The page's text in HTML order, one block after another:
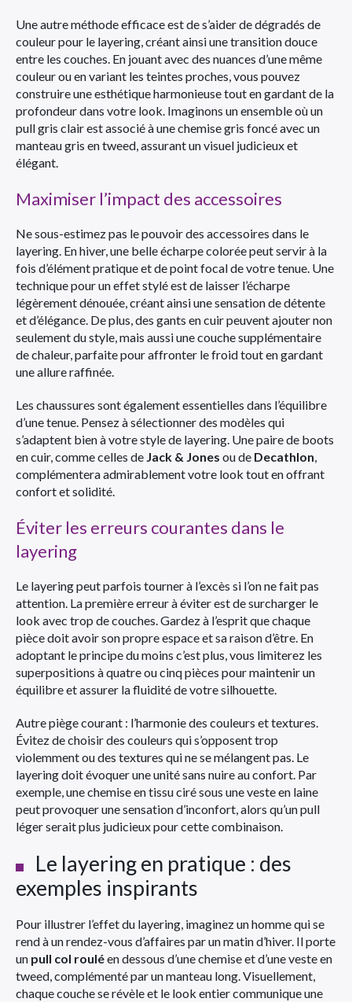
Une autre méthode efficace est de s’aider de dégradés de
couleur pour le layering, créant ainsi une transition douce
entre les couches. En jouant avec des nuances d’une même
couleur ou en variant les teintes proches, vous pouvez
construire une esthétique harmonieuse tout en gardant de la
profondeur dans votre look. Imaginons un ensemble où un
pull gris clair est associé à une chemise gris foncé avec un
manteau gris en tweed, assurant un visuel judicieux et
élégant.
Maximiser l’impact des accessoires
Ne sous-estimez pas le pouvoir des accessoires dans le
layering. En hiver, une belle écharpe colorée peut servir à la
fois d’élément pratique et de point focal de votre tenue. Une
technique pour un effet stylé est de laisser l’écharpe
légèrement dénouée, créant ainsi une sensation de détente
et d’élégance. De plus, des gants en cuir peuvent ajouter non
seulement du style, mais aussi une couche supplémentaire
de chaleur, parfaite pour affronter le froid tout en gardant
une allure raffinée.
Les chaussures sont également essentielles dans l’équilibre
d’une tenue. Pensez à sélectionner des modèles qui
s’adaptent bien à votre style de layering. Une paire de boots
en cuir, comme celles de Jack & Jones ou de Decathlon,
complémentera admirablement votre look tout en offrant
confort et solidité.
Éviter les erreurs courantes dans le
layering
Le layering peut parfois tourner à l’excès si l’on ne fait pas
attention. La première erreur à éviter est de surcharger le
look avec trop de couches. Gardez à l’esprit que chaque
pièce doit avoir son propre espace et sa raison d’être. En
adoptant le principe du moins c’est plus, vous limiterez les
superpositions à quatre ou cinq pièces pour maintenir un
équilibre et assurer la fluidité de votre silhouette.
Autre piège courant : l’harmonie des couleurs et textures.
Évitez de choisir des couleurs qui s’opposent trop
violemment ou des textures qui ne se mélangent pas. Le
layering doit évoquer une unité sans nuire au confort. Par
exemple, une chemise en tissu ciré sous une veste en laine
peut provoquer une sensation d’inconfort, alors qu’un pull
léger serait plus judicieux pour cette combinaison.
Le layering en pratique : des
exemples inspirants
Pour illustrer l’effet du layering, imaginez un homme qui se
rend à un rendez-vous d’affaires par un matin d’hiver. Il porte
un pull col rouléen dessous d’une chemise et d’une veste en
tweed, complémenté par un manteau long. Visuellement,
chaque couche se révèle et le look entier communique une